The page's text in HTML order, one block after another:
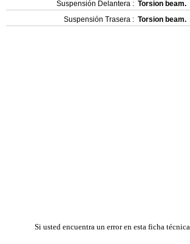
Suspensión Delantera : Torsion beam.
Suspensión Trasera : Torsion beam.
Si usted encuentra un error en esta ficha técnica